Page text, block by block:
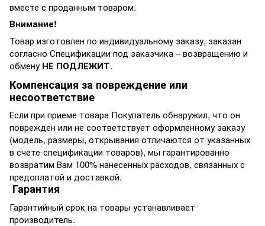
вместе с проданным товаром.
Внимание!
Товар изготовлен по индивидуальному заказу, заказан
согласно Спецификации под заказчика – возвращению и
обменуНЕ ПОДЛЕЖИТ.
Компенсация за повреждение или
несоответствие
Если при приеме товара Покупатель обнаружил, что он
поврежден или не соответствует оформленному заказу
(модель, размеры, открывания отличаются от указанных
в счете-спецификации товаров), мы гарантированно
возвратим Вам 100% нанесенных расходов, связанных с
предоплатой и доставкой.
Гарантия
Гарантийный срок на товары устанавливает
производитель.